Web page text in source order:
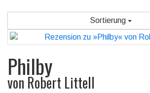
Sortierung
Philby
von Robert Littell